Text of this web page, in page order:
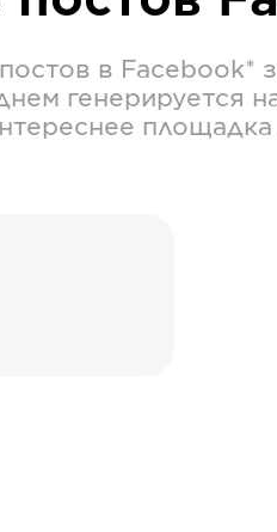
в Facebook*
генерируется
площадка